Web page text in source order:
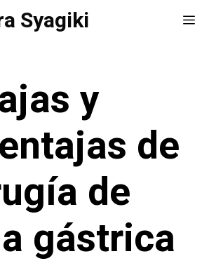
Syagiki
y
de
de
gástrica